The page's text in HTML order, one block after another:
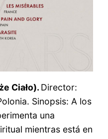
Ciało). Director:
Sinopsis: A los
una
mientras está en